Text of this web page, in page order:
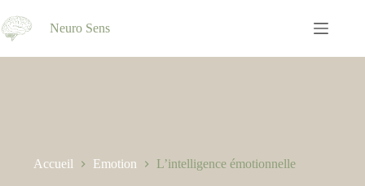
Neuro Sens
Accueil Emotion L’intelligence émotionnelle